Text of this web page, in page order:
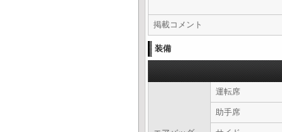
掲載コメント
装備
運転席
助手席